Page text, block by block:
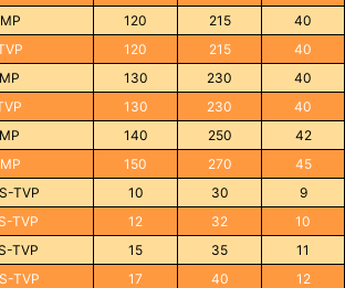
120 215
40
120 215
40
130 230
40
130 230
40
140 250
42
150 270
45
TVP
10 30
9
TVP
12 32
10
TVP
15 35
11
TVP
17 40
12